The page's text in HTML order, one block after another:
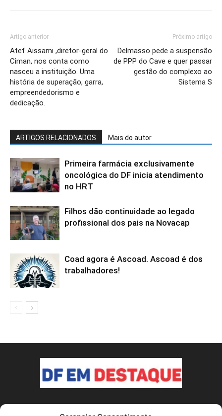
Artigo anterior
Atef Aissami ,diretor-geral do
Ciman, nos conta como
nasceu a instituição. Uma
história de superação, garra,
empreendedorismo e
dedicação.
Próximo artigo
Delmasso pede a suspensão
de PPP do Cave e quer passar
gestão do complexo ao
Sistema S
ARTIGOS RELACIONADOS Mais do autor
Primeira farmácia exclusivamente
oncológica do DF inicia atendimento
no HRT
Filhos dão continuidade ao legado
profissional dos pais na Novacap
Coad agora é Ascoad. Ascoad é dos
trabalhadores!